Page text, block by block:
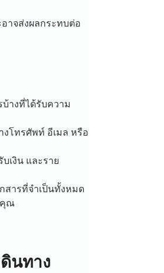
าจส่งผลกระทบต่อ
างที่ได้รับความ
โทรศัพท์ อีเมล หรือ
เงิน และราย
ารที่จำเป็นทั้งหมด
คุณ
นทาง